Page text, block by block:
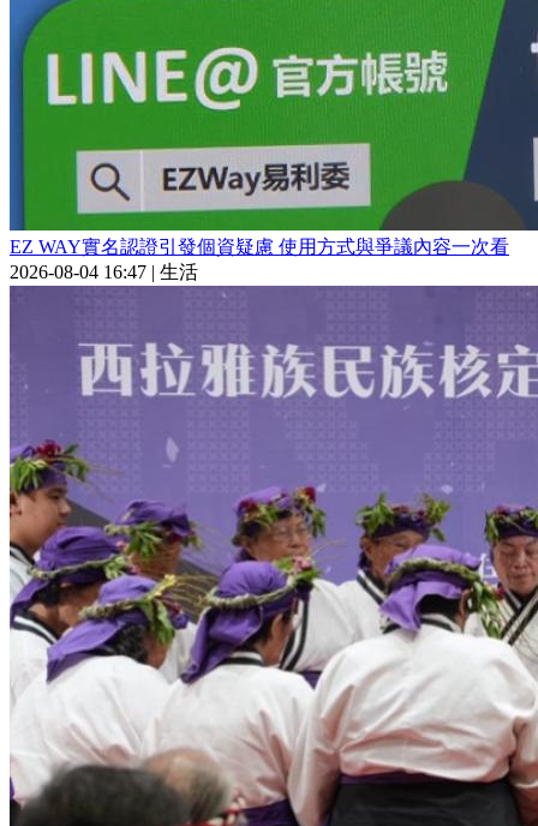
EZ WAY實名認證引發個資疑慮 使用方式與爭議內容一次看
2026-08-04 16:47 | 生活